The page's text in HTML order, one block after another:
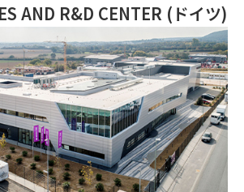
AND R&D CENTER (ドイツ)